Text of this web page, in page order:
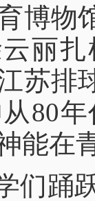
博物
丽
苏排
80
能在
们踊